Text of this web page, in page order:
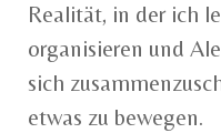
Realität, in der ich
organisieren und
sich
etwas zu bewegen.